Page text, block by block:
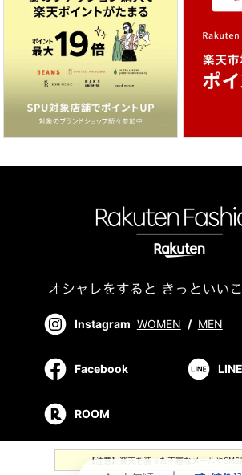
Instagram WOMEN / MEN
Facebook LINE
ROOM
【注意】楽天を装った不審なメールや